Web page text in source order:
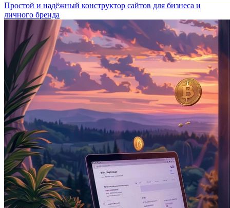
Простой и надёжный конструктор сайтов для бизнеса и
личного бренда